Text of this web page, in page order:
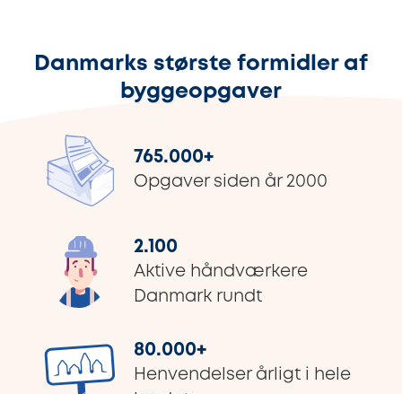
Danmarks største formidler af
byggeopgaver
765.000+
Opgaver siden år 2000
2.100
Aktive håndværkere
Danmark rundt
80.000+
Henvendelser årligt i hele